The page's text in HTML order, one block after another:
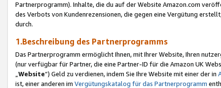
Partnerprogramm). Inhalte, die du auf der Website Amazon.com
des Verbots von Kundenrezensionen, die gegen eine Vergütung
durch.
1.Beschreibung des Partnerprogramms
Das Partnerprogramm ermöglicht Ihnen, mit Ihrer Website, Ihren
(nur verfügbar für Partner, die eine Partner-ID für die Amazon UK
Website“) Geld zu verdienen, indem Sie Ihre Website mit einer der in
ist, einer anderen im Vergütungskatalog für das Partnerprogramm